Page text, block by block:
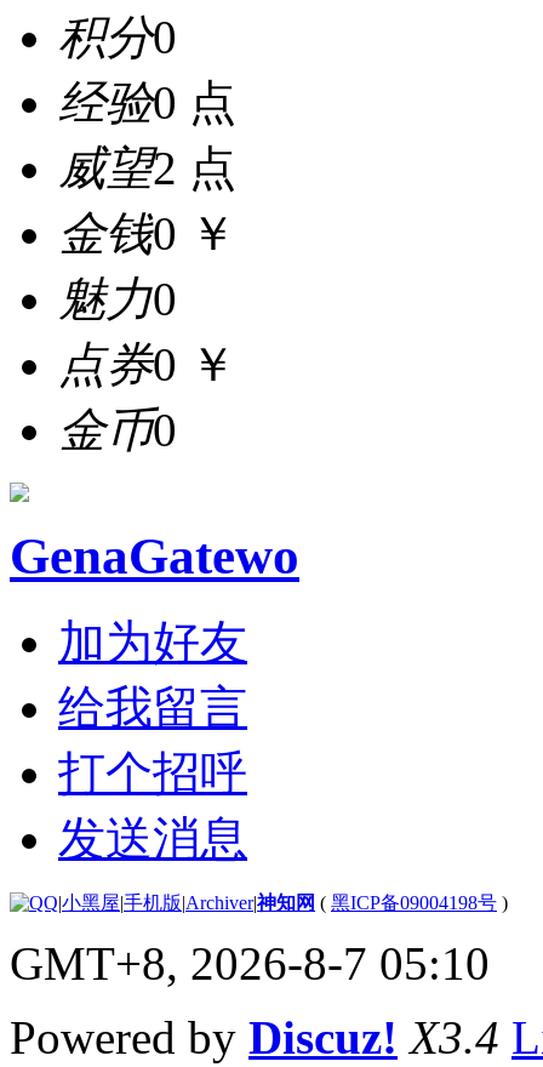
积分0
经验0 点
威望2 点
金钱0 ￥
魅力0
点券0 ￥
金币0
GenaGatewo
加为好友
给我留言
打个招呼
发送消息
|小黑屋|手机版|Archiver|神知网 ( 黑ICP备09004198号 )
GMT+8, 2026-8-7 05:10
Powered by Discuz! X3.4